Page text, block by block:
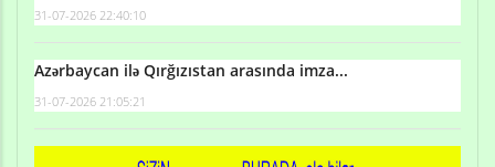
31-07-2026 22:40:10
Azərbaycan ilə Qırğızıstan arasında imza...
31-07-2026 21:05:21